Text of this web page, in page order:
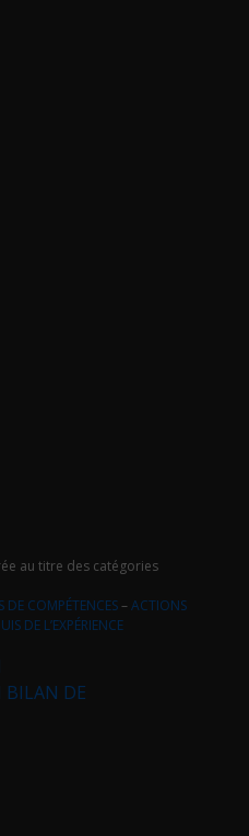
au titre des catégories
DE COMPÉTENCES–ACTIONS
DE L’EXPÉRIENCE
DE